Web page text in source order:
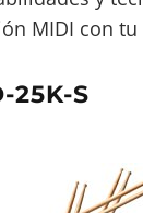
MIDI con
25K-S